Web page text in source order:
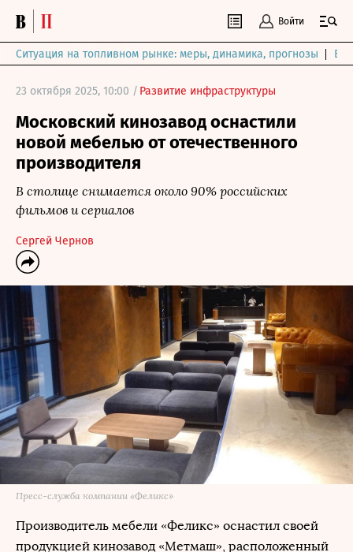
Войти
Ситуация на топливном рынке: меры, динамика, прогнозы
23 октября 2025, 10:00 / Развитие инфраструктуры
Московский кинозавод оснастили
новой мебелью от отечественного
производителя
В столице снимается около 90% российских
фильмов и сериалов
Сергей Чернов
Пресс-служба компании «Феликс»
Производитель мебели «Феликс» оснастил своей
продукцией кинозавод «Метмаш», расположенный